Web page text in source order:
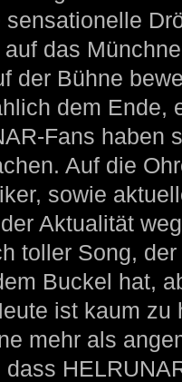
das
der Bühne
dem Ende,
Fans haben
Auf die
sowie
Aktualität
toller Song,
Buckel hat,
ist kaum zu
mehr als